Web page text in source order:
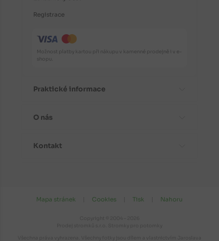
Registrace
Možnost platby kartou při nákupu v kamenné prodejně i v e-
shopu.
Praktické informace
Časté dotazy
Doba zrání ovocných odrůd
O nás
Aktuality
Obchodní podmínky
Kontakt
Kudy k nám do prodejny?
Mapa stránek Cookies Tisk Nahoru